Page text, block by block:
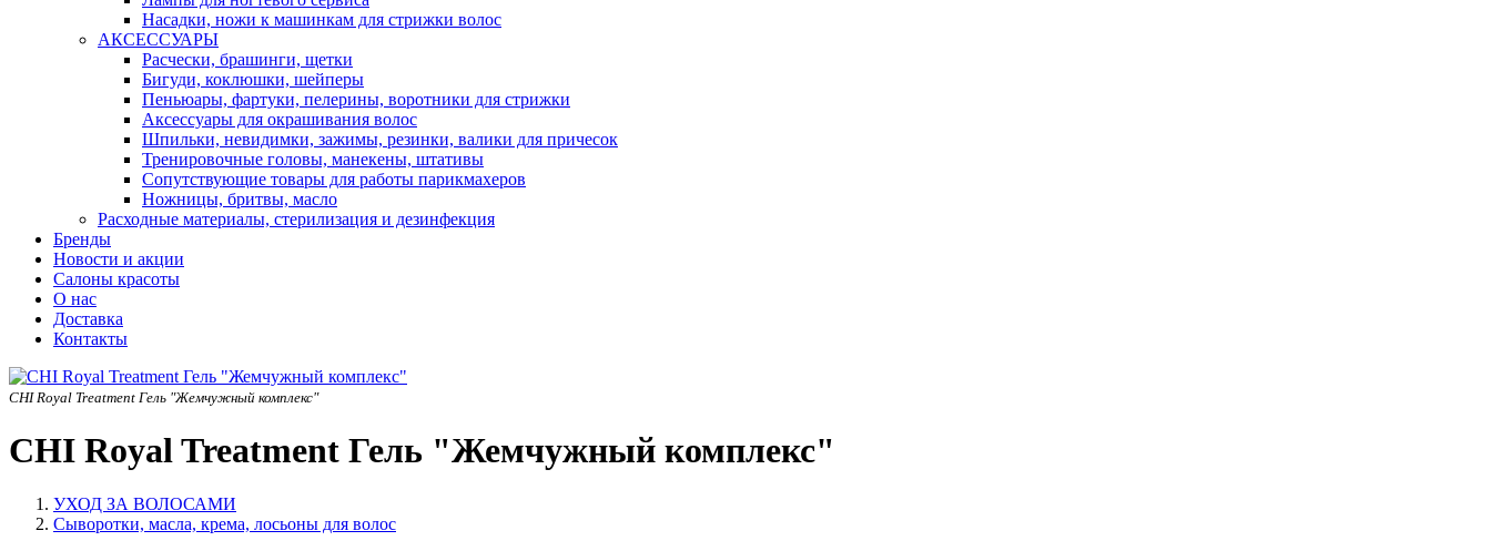
Насадки, ножи к машинкам для стрижки волос
АКСЕССУАРЫ
Расчески, брашинги, щетки
Бигуди, коклюшки, шейперы
Пеньюары, фартуки, пелерины, воротники для стрижки
Аксессуары для окрашивания волос
Шпильки, невидимки, зажимы, резинки, валики для причесок
Тренировочные головы, манекены, штативы
Сопутствующие товары для работы парикмахеров
Ножницы, бритвы, масло
Расходные материалы, стерилизация и дезинфекция
Бренды
Новости и акции
Салоны красоты
О нас
Доставка
Контакты
CHI Royal Treatment Гель "Жемчужный комплекс"
CHI Royal Treatment Гель "Жемчужный комплекс"
УХОД ЗА ВОЛОСАМИ
Сыворотки, масла, крема, лосьоны для волос